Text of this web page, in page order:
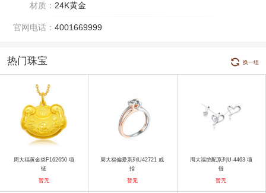
材质： 24K黄金
官网电话： 4001669999
热门珠宝 换一组
周大福黄金类F162650 项
链
暂无
周大福偏爱系列U42721 戒
指
暂无
周大福绝配系列U-4463 项
链
暂无